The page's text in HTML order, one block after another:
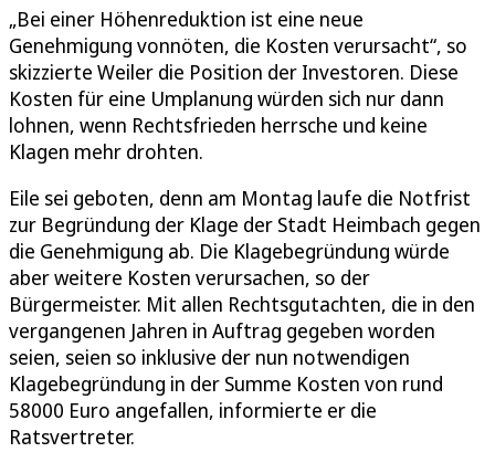
„Bei einer Höhenreduktion ist eine neue
Genehmigung vonnöten, die Kosten verursacht“, so
skizzierte Weiler die Position der Investoren. Diese
Kosten für eine Umplanung würden sich nur dann
lohnen, wenn Rechtsfrieden herrsche und keine
Klagen mehr drohten.
Eile sei geboten, denn am Montag laufe die Notfrist
zur Begründung der Klage der Stadt Heimbach gegen
die Genehmigung ab. Die Klagebegründung würde
aber weitere Kosten verursachen, so der
Bürgermeister. Mit allen Rechtsgutachten, die in den
vergangenen Jahren in Auftrag gegeben worden
seien, seien so inklusive der nun notwendigen
Klagebegründung in der Summe Kosten von rund
58000 Euro angefallen, informierte er die
Ratsvertreter.